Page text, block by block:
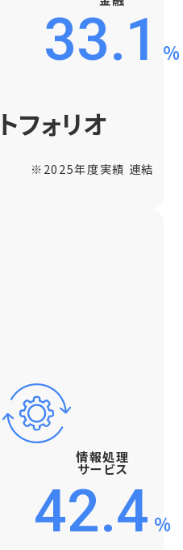
33.1 %
フォリオ
※2025年度実績 連結
情報処理
サービス
42.4 %